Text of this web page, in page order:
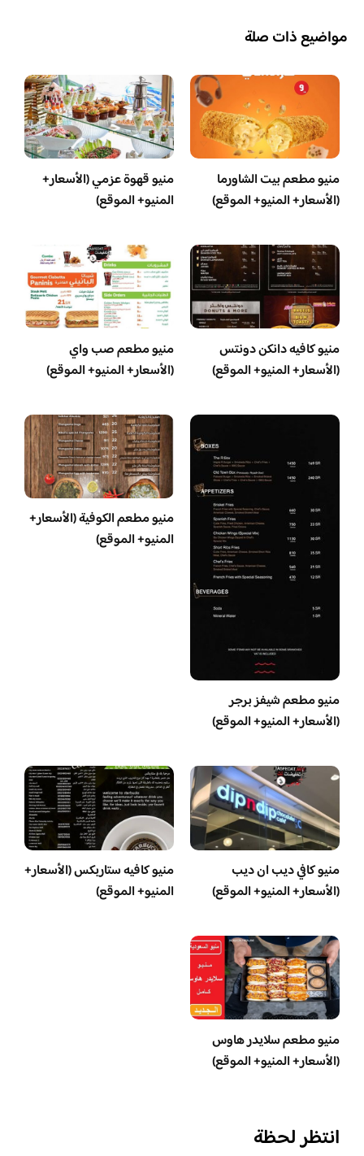
مواضيع ذات صلة
منيو مطعم بيت الشاورما
(الأسعار+ المنيو+ الموقع)
منيو قهوة عزمي (الأسعار+
المنيو+ الموقع)
منيو كافيه دانكن دونتس
(الأسعار+ المنيو+ الموقع)
منيو مطعم صب واي
(الأسعار+ المنيو+ الموقع)
منيو مطعم شيفز برجر
(الأسعار+ المنيو+ الموقع)
منيو مطعم الكوفية (الأسعار+
المنيو+ الموقع)
منيو كافي ديب ان ديب
(الأسعار+ المنيو+ الموقع)
منيو كافيه ستاربكس (الأسعار+
المنيو+ الموقع)
منيو مطعم سلايدر هاوس
(الأسعار+ المنيو+ الموقع)
انتظر لحظة